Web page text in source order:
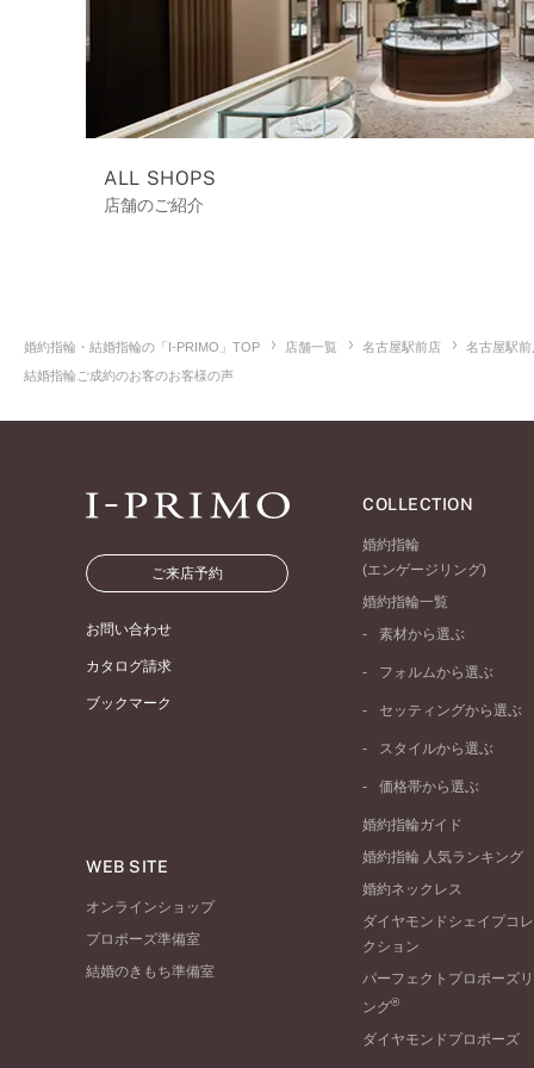
ALL SHOPS
店舗のご紹介
婚約指輪・結婚指輪の「I-PRIMO」TOP 店舗一覧 名古屋駅前店
名古屋駅
結婚指輪ご成約のお客のお客様の声
ご来店予約
お問い合わせ
カタログ請求
ブックマーク
WEB SITE
オンラインショップ
プロポーズ準備室
結婚のきもち準備室
COLLECTION
婚約指輪
(エンゲージリング)
婚約指輪一覧
素材から選ぶ
プラチナ
ピンクゴールド
ペールブラウンゴール
フォルムから選ぶ
ストレートライン
V字ライン
セッティングから選ぶ
ソリテール
ダブルサイドメレ
ラインメレ
スタイルから選ぶ
シンプル
モード
エレガント
ゴージャス
価格帯から選ぶ
50万円台～
20万円台～
10万円台～
婚約指輪ガイド
婚約指輪 人気ランキング
婚約ネックレス
ダイヤモンドシェイプコレ
クション
パーフェクトプロポーズリ
ング®
ダイヤモンドプロポーズ